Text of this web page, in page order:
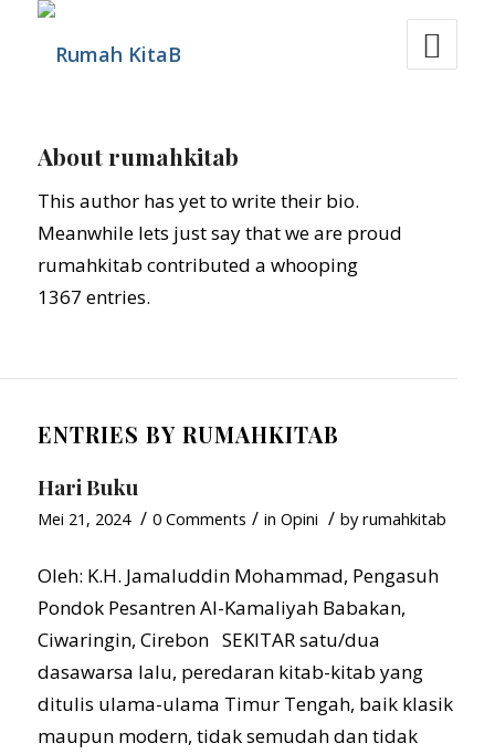
Aboutrumahkitab
This author has yet to write their bio.
Meanwhile lets just say that we are proud
rumahkitab contributed a whooping
1367 entries.
ENTRIES BY RUMAHKITAB
Hari Buku
Mei 21, 2024 / 0 Comments / in Opini / byrumahkitab
Oleh: K.H. Jamaluddin Mohammad, Pengasuh
Pondok Pesantren Al-Kamaliyah Babakan,
Ciwaringin, Cirebon SEKITAR satu/dua
dasawarsa lalu, peredaran kitab-kitab yang
ditulis ulama-ulama Timur Tengah, baik klasik
maupun modern, tidak semudah dan tidak